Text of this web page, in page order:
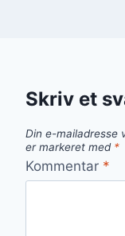
Skriv et
Din e-mailadresse
er markeret med *
Kommentar *